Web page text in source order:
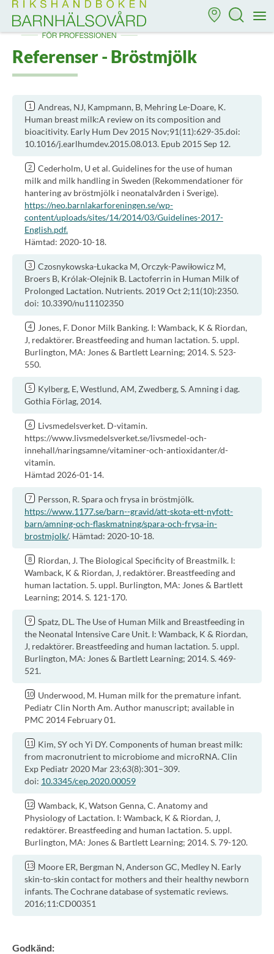
Till startsidan för Rikshandboken i barnhälsovård
Referenser - Bröstmjölk
Andreas, NJ, Kampmann, B, Mehring Le-Doare, K.
Human breast milk:A review on its composition and
bioacitivity. Early Hum Dev 2015 Nov;91(11):629-35.doi:
10.1016/j.earlhumdev.2015.08.013. Epub 2015 Sep 12.
Cederholm, U et al. Guidelines for the use of human
milk and milk handling in Sweden (Rekommendationer för
hantering av bröstmjölk i neonatalvården i Sverige).
https://neo.barnlakarforeningen.se/wp-
content/uploads/sites/14/2014/03/Guidelines-2017-
English.pdf.
Hämtad: 2020-10-18.
Czosnykowska-Łukacka M, Orczyk-Pawiłowicz M,
Broers B, Królak-Olejnik B. Lactoferrin in Human Milk of
Prolonged Lactation. Nutrients. 2019 Oct 2;11(10):2350.
doi: 10.3390/nu11102350
Jones, F. Donor Milk Banking. I: Wamback, K & Riordan,
J, redaktörer. Breastfeeding and human lactation. 5. uppl.
Burlington, MA: Jones & Bartlett Learning; 2014. S. 523-
550.
Kylberg, E, Westlund, AM, Zwedberg, S. Amning i dag.
Gothia Förlag, 2014.
Livsmedelsverket. D-vitamin.
https://www.livsmedelsverket.se/livsmedel-och-
innehall/naringsamne/vitaminer-och-antioxidanter/d-
vitamin.
Hämtad 2026-01-14.
Persson, R. Spara och frysa in bröstmjölk.
https://www.1177.se/barn--gravid/att-skota-ett-nyfott-
barn/amning-och-flaskmatning/spara-och-frysa-in-
brostmjolk/. Hämtad: 2020-10-18.
Riordan, J. The Biological Specificity of Breastmilk. I:
Wamback, K & Riordan, J, redaktörer. Breastfeeding and
human lactation. 5. uppl. Burlington, MA: Jones & Bartlett
Learning; 2014. S. 121-170.
Spatz, DL. The Use of Human Milk and Breastfeeding in
the Neonatal Intensive Care Unit. I: Wamback, K & Riordan,
J, redaktörer. Breastfeeding and human lactation. 5. uppl.
Burlington, MA: Jones & Bartlett Learning; 2014. S. 469-
521.
Underwood, M. Human milk for the premature infant.
Pediatr Clin North Am. Author manuscript; available in
PMC 2014 February 01.
Kim, SY och Yi DY. Components of human breast milk:
from macronutrient to microbiome and microRNA. Clin
Exp Pediatr 2020 Mar 23;63(8):301–309.
doi: 10.3345/cep.2020.00059
Wamback, K, Watson Genna, C. Anatomy and
Physiology of Lactation. I: Wamback, K & Riordan, J,
redaktörer. Breastfeeding and human lactation. 5. uppl.
Burlington, MA: Jones & Bartlett Learning; 2014. S. 79-120.
Moore ER, Bergman N, Anderson GC, Medley N. Early
skin-to-skin contact for mothers and their healthy newborn
infants. The Cochrane database of systematic reviews.
2016;11:CD00351
Godkänd: